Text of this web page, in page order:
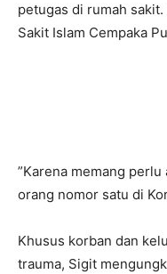
petugas di rumah
Sakit Islam Cempaka
”Karena memang perlu
orang nomor satu di
Khusus korban dan
trauma, Sigit